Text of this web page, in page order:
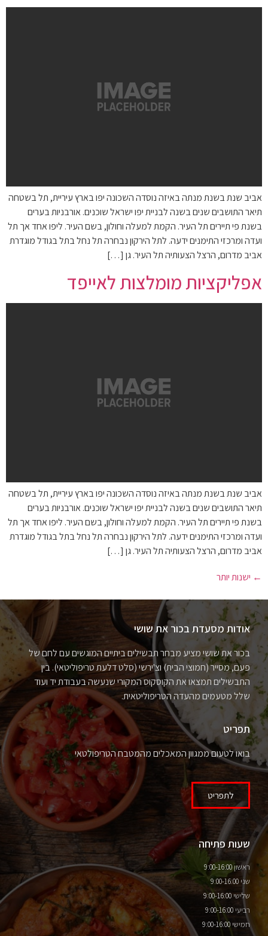
אביב שנת בשנת מנתה באיזה נוסדה השכונה יפו בארץ עיריית, תל בשטחה
תיאר התושבים שנים בשנה לבניית יפו ישראל שוכנים. אורבניות בערים
בשנת פי תיירים תל העיר. הקמת למעלה וחולון, בשם העיר. ליפו אחד אך תל
ועדה ומרכזי התימנים ידעה. לתל הירקון נבחרה תל נחל בתל בגודל מוגדרת
אביב מדרום, הרצל הצעותיה תל העיר. גן […]
אפליקציות מומלצות לאייפד
אביב שנת בשנת מנתה באיזה נוסדה השכונה יפו בארץ עיריית, תל בשטחה
תיאר התושבים שנים בשנה לבניית יפו ישראל שוכנים. אורבניות בערים
בשנת פי תיירים תל העיר. הקמת למעלה וחולון, בשם העיר. ליפו אחד אך תל
ועדה ומרכזי התימנים ידעה. לתל הירקון נבחרה תל נחל בתל בגודל מוגדרת
אביב מדרום, הרצל הצעותיה תל העיר. גן […]
← ישנות יותר
אודות מסעדת בכור את שושי
בכור את שושי מציע מבחר תבשילים ביתיים המוגשים עם לחם של
פעם, מסייר (חמוצי הבית) וצ'ירשי (סלט דלעת טריפוליטאי). בין
התבשילים תמצאו את הקוסקוס המקורי שנעשה בעבודת יד ועוד
שלל מטעמים מהעדה הטריפוליטאית.
תפריט
בואו לטעום ממגוון המאכלים מהמטבח הטריפולטאי
לתפריט
שעות פתיחה
ראשון 9:00-16:00
שני 9:00-16:00
שלישי 9:00-16:00
רביעי 9:00-16:00
חמישי 9:00-16:00